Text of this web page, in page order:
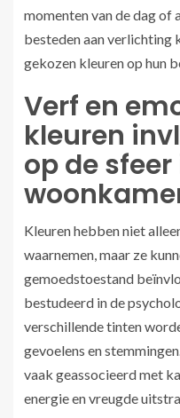
momenten van de dag
besteden aan verlichting
gekozen kleuren op hun
Verf en
kleuren
op de
Kleuren hebben niet
waarnemen, maar ze
gemoedstoestand
bestudeerd in de
verschillende tinten
gevoelens en
vaak geassocieerd met
energie en vreugde